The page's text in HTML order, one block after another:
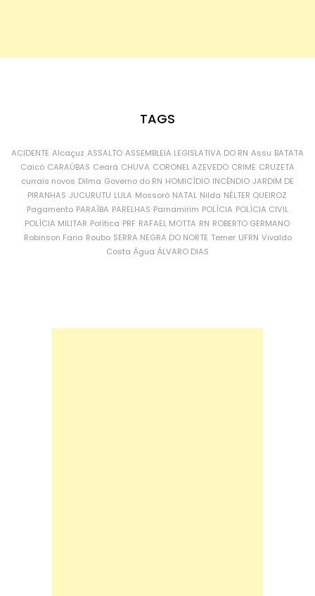
TAGS
ACIDENTE Alcaçuz ASSALTO ASSEMBLEIA LEGISLATIVA DO RN Assu BATATA
Caicó CARAÚBAS Ceará CHUVA CORONEL AZEVEDO CRIME CRUZETA
currais novos Dilma Governo do RN HOMICÍDIO INCÊNDIO JARDIM DE
PIRANHAS JUCURUTU LULA Mossoró NATAL Nilda NÉLTER QUEIROZ
Pagamento PARAÍBA PARELHAS Parnamirim POLÍCIA POLÍCIA CIVIL
POLÍCIA MILITAR Política PRF RAFAEL MOTTA RN ROBERTO GERMANO
Robinson Faria Roubo SERRA NEGRA DO NORTE Temer UFRN Vivaldo
Costa Água ÁLVARO DIAS